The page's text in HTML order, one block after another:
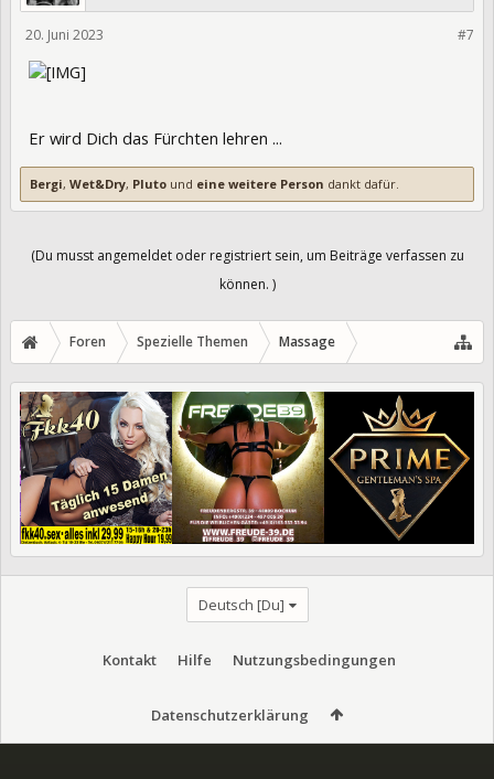
#7
20. Juni 2023
Er wird Dich das Fürchten lehren ...
Bergi, Wet&Dry, Pluto und eine weitere Person dankt dafür.
(Du musst angemeldet oder registriert sein, um Beiträge verfassen zu
können. )
Foren Spezielle Themen Massage
Deutsch [Du]
Kontakt Hilfe Nutzungsbedingungen
Datenschutzerklärung